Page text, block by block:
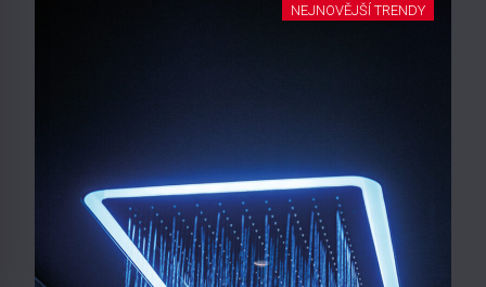
NEJNOVĚJŠÍ TRENDY